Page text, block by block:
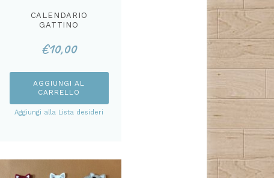
CALENDARIO
GATTINO
€10,00
AGGIUNGI AL
CARRELLO
Aggiungi alla Lista desideri